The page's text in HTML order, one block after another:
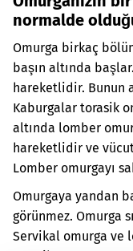
normalde
Omurga birkaç
başın altında
hareketlidir. Bunun
Kaburgalar torasik
altında lomber
hareketlidir ve
Lomber omurgayı
Omurgaya yandan
görünmez. Omurga
Servikal omurga ve